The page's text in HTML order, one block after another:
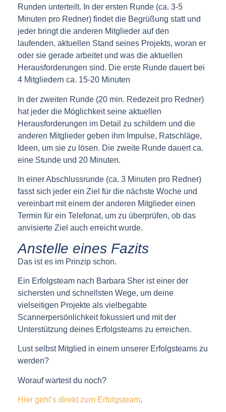
Runden unterteilt. In der ersten Runde (ca. 3-5
Minuten pro Redner) findet die Begrüßung statt und
jeder bringt die anderen Mitglieder auf den
laufenden, aktuellen Stand seines Projekts, woran er
oder sie gerade arbeitet und was die aktuellen
Herausforderungen sind. Die erste Runde dauert bei
4 Mitgliedern ca. 15-20 Minuten
In der zweiten Runde (20 min. Redezeit pro Redner)
hat jeder die Möglichkeit seine aktuellen
Herausforderungen im Detail zu schildern und die
anderen Mitglieder geben ihm Impulse, Ratschläge,
Ideen, um sie zu lösen. Die zweite Runde dauert ca.
eine Stunde und 20 Minuten.
In einer Abschlussrunde (ca. 3 Minuten pro Redner)
fasst sich jeder ein Ziel für die nächste Woche und
vereinbart mit einem der anderen Mitglieder einen
Termin für ein Telefonat, um zu überprüfen, ob das
anvisierte Ziel auch erreicht wurde.
Anstelle eines Fazits
Das ist es im Prinzip schon.
Ein Erfolgsteam nach Barbara Sher ist einer der
sichersten und schnellsten Wege, um deine
vielseitigen Projekte als vielbegabte
Scannerpersönlichkeit fokussiert und mit der
Unterstützung deines Erfolgsteams zu erreichen.
Lust selbst Mitglied in einem unserer Erfolgsteams zu
werden?
Worauf wartest du noch?
Hier geht’s direkt zum Erfolgsteam.